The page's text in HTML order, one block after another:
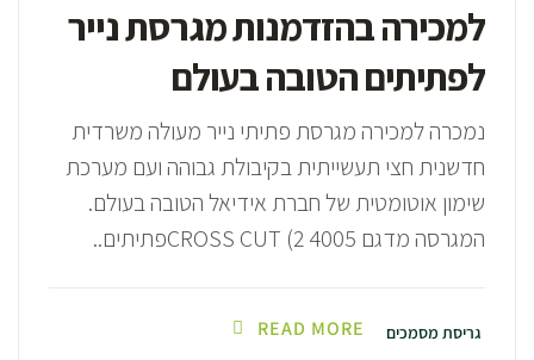
למכירה בהזדמנות מגרסת נייר
לפתיתים הטובה בעולם
נמכרה למכירה מגרסת פתיתי נייר מעולה משרדית
חדשנית חצי תעשייתית בקיבולת גבוהה ועם מערכת
שימון אוטומטית של חברת אידיאל הטובה בעולם.
המגרסה מדגם 4005 CROSS CUT (2פתיתים..
גריסת מסמכים READ MORE